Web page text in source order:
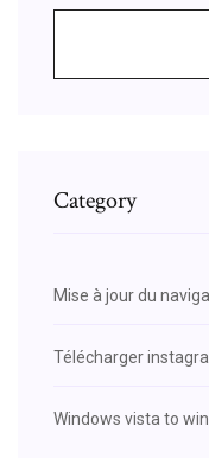
Category
Mise à jour du
Télécharger
Windows vista to